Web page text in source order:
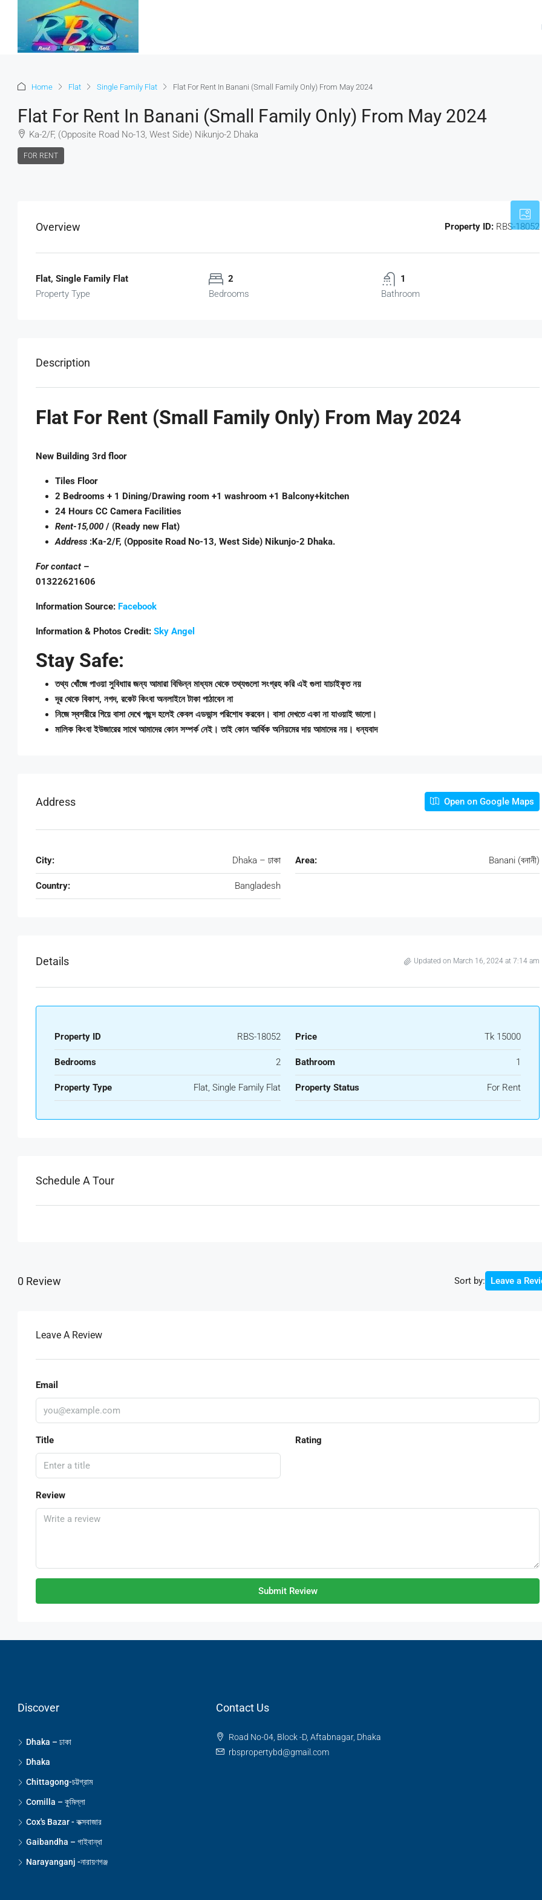
Home Flat Single Family Flat Flat For Rent In Banani (Small Family Only) From May 2024
Flat For Rent In Banani (Small Family Only) From May 2024
Ka-2/F, (Opposite Road No-13, West Side) Nikunjo-2 Dhaka
FOR RENT
Overview Property ID: RBS-18052
Flat, Single Family Flat
Property Type
2
Bedrooms
1
Bathroom
Description
Flat For Rent (Small Family Only) From May 2024
New Building 3rd floor
Tiles Floor
2 Bedrooms + 1 Dining/Drawing room +1 washroom +1 Balcony+kitchen
24 Hours CC Camera Facilities
Rent-15,000 / (Ready new Flat)
Address :Ka-2/F, (Opposite Road No-13, West Side) Nikunjo-2 Dhaka.
For contact –
01322621606
Information Source: Facebook
Information & Photos Credit: Sky Angel
Stay Safe:
তথ্য খোঁজে পাওয়া সুবিধাার জন্য আমারা বিভিন্ন মাধ্যম থেকে তথ্যগুলো সংগ্রহ করি এই গুলা যাচাইকৃত নয়
দূর থেকে বিকাশ, নগদ, রকেট কিংবা অনলাইনে টাকা পাঠাবেন না
নিজে স্বশরীরে গিয়ে বাসা দেখে পছন্দ হলেই কেবল এডভান্স পরিশোধ করবেন। বাসা দেখতে একা না যাওয়াই ভালো।
মালিক কিংবা ইউজারের সাথে আমাদের কোন সম্পর্ক নেই। তাই কোন আর্থিক অনিয়মের দায় আমাদের নয়। ধন্যবাদ
Address Open on Google Maps
City: Dhaka – ঢাকা Area: Banani (বনানী)
Country: Bangladesh
Details Updated on March 16, 2024 at 7:14 am
Property ID RBS-18052 Price Tk 15000
Bedrooms 2 Bathroom 1
Property Type Flat, Single Family Flat Property Status For Rent
Schedule A Tour
0 Review Sort by: Leave a
Leave A Review
Email
Title Rating
Review
Submit Review
Discover
Dhaka – ঢাকা
Dhaka
Chittagong-চট্টগ্রাম
Comilla – কুমিল্লা
Cox's Bazar - কক্সবাজার
Gaibandha – গাইবান্ধা
Narayanganj -নারায়ণগঞ্জ
Contact Us
Road No-04, Block -D, Aftabnagar, Dhaka
rbspropertybd@gmail.com